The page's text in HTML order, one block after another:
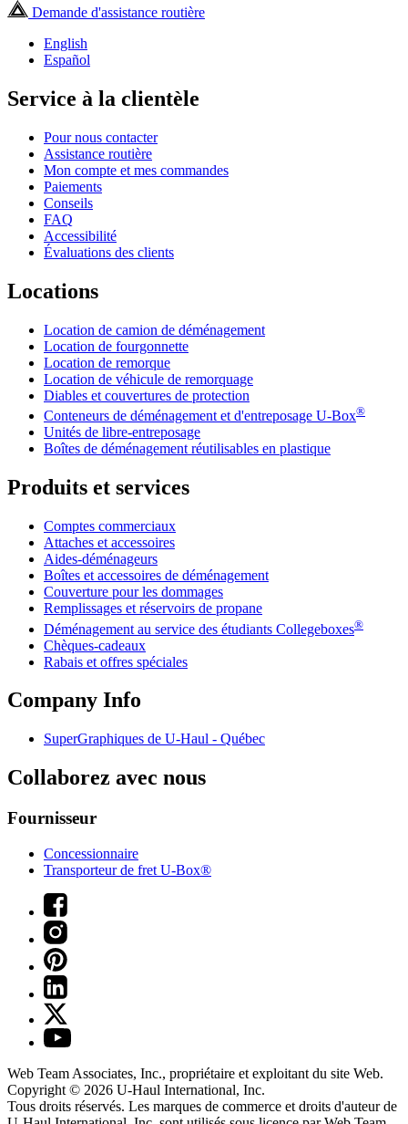
Demande d'assistance routière
English
Español
Service à la clientèle
Pour nous contacter
Assistance routière
Mon compte et mes commandes
Paiements
Conseils
FAQ
Accessibilité
Évaluations des clients
Locations
Location de camion de déménagement
Location de fourgonnette
Location de remorque
Location de véhicule de remorquage
Diables et couvertures de protection
Conteneurs de déménagement et d'entreposage U-Box®
Unités de libre-entreposage
Boîtes de déménagement réutilisables en plastique
Produits et services
Comptes commerciaux
Attaches et accessoires
Aides-déménageurs
Boîtes et accessoires de déménagement
Couverture pour les dommages
Remplissages et réservoirs de propane
Déménagement au service des étudiants Collegeboxes®
Chèques-cadeaux
Rabais et offres spéciales
Company Info
SuperGraphiques de U-Haul - Québec
Collaborez avec nous
Fournisseur
Concessionnaire
Transporteur de fret U-Box®
Web Team Associates, Inc., propriétaire et exploitant du site Web.
Copyright © 2026 U-Haul International, Inc.
Tous droits réservés. Les marques de commerce et droits d'auteur de